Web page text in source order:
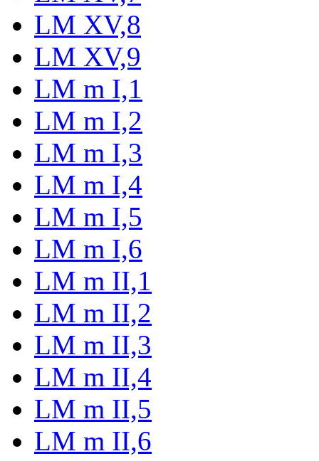
LM XV,8
LM XV,9
LM m I,1
LM m I,2
LM m I,3
LM m I,4
LM m I,5
LM m I,6
LM m II,1
LM m II,2
LM m II,3
LM m II,4
LM m II,5
LM m II,6